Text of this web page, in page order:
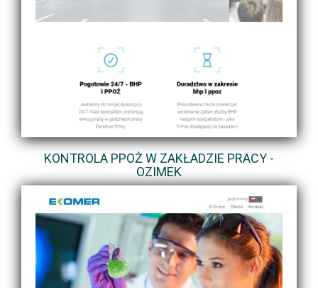
KONTROLA PPOŻ W ZAKŁADZIE PRACY -
OZIMEK